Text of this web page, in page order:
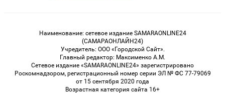
Наименование: сетевое издание SAMARAONLINE24
(САМАРАОНЛАЙН24)
Учредитель: ООО «Городской Сайт».
Главный редактор: Максименко А.М.
Сетевое издание «SAMARAONLINE24» зарегистрировано
Роскомнадзором, регистрационный номер серии ЭЛ № ФС 77-79069
от 15 сентября 2020 года
Возрастная категория сайта 16+